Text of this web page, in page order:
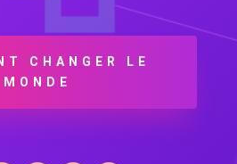
CHANGER LE
MONDE